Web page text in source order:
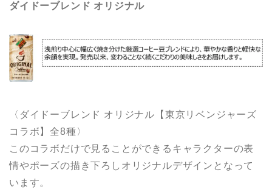
ダイドーブレンド オリジナル
〈ダイドーブレンド オリジナル【東京リベンジャーズ
コラボ】全8種〉
このコラボだけで見ることができるキャラクターの表
情やポーズの描き下ろしオリジナルデザインとなって
います。